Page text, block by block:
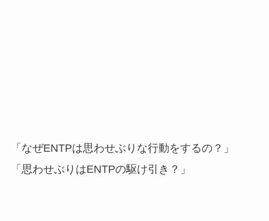
「なぜENTPは思わせぶりな行動をするの？」
「思わせぶりはENTPの駆け引き？」